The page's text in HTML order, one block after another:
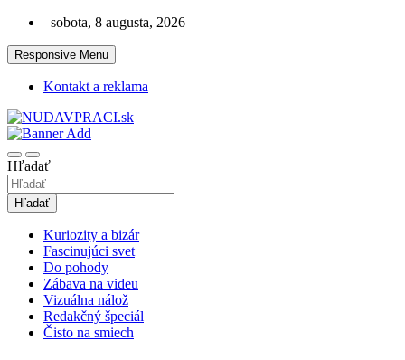
Skip
content
sobota, 8 augusta, 2026
Responsive Menu
Kontakt a reklama
nudaVpráci.sk
Hľadať
Hľadať
Kuriozity a bizár
Fascinujúci svet
Do pohody
Zábava na videu
Vizuálna nálož
Redakčný špeciál
Čisto na smiech